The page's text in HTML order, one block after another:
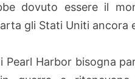
dovuto essere il
gli Stati Uniti
Pearl Harbor bisogna